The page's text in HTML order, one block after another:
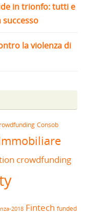
in trionfo: tutti e
la violenza di
Consob
crowdfunding
2018 Fintech funded